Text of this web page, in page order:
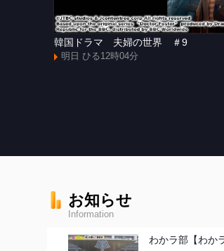
韓国ドラマ 夫婦の世界 ＃9
明日 ひる12時04分
お知らせ
Information
わかラ部【わか